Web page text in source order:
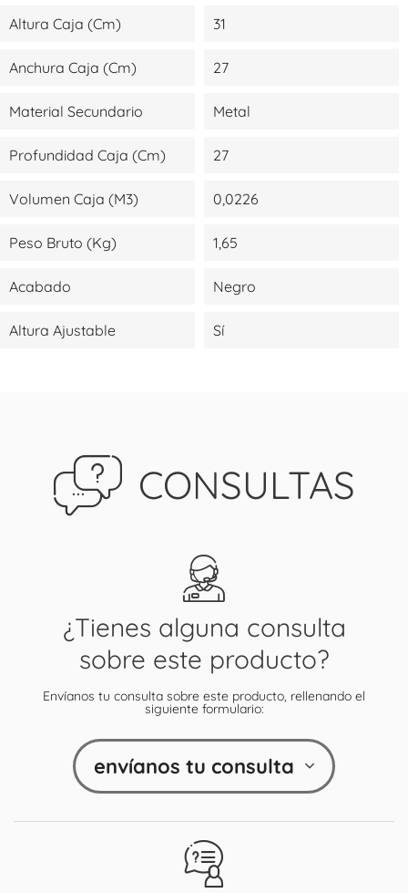
Altura Caja (cm) 31
Anchura Caja (cm) 27
Material Secundario Metal
Profundidad Caja (cm) 27
Volumen Caja (m3) 0,0226
Peso Bruto (kg) 1,65
Acabado Negro
Altura Ajustable Sí
CONSULTAS
¿Tienes alguna consulta
sobre este producto?
Envíanos tu consulta sobre este producto, rellenando el
siguiente formulario:
envíanos tu consulta